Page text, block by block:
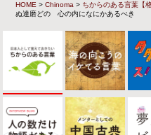
HOME >Chinoma > ちからのある言葉【
ぬ達磨どの 心の内になにかあるべき